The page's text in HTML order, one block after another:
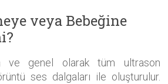
veya Bebeğine
ve genel olarak tüm ultrason
ses dalgaları ile oluşturulur.